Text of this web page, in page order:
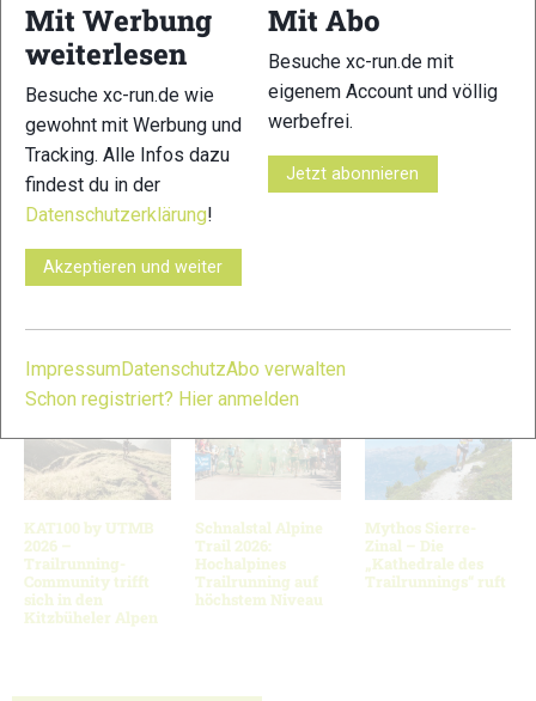
17 18
© Bilder 1 - 4, 6 - 7, 10 - 11, 14, 18, 20: Laufwerkstatt / Stefan
VERWANDTE ARTIKEL
KAT100 by UTMB
2026 –
Trailrunning-
Community trifft
sich in den
Kitzbüheler Alpen
Schnalstal Alpine
Trail 2026:
Hochalpines
Trailrunning auf
höchstem Niveau
Mythos Sierre-
Zinal – Die
„Kathedrale des
Trailrunnings“ ruft
Mit Werbung
weiterlesen
Besuche xc-run.de wie
gewohnt mit Werbung und
Tracking. Alle Infos dazu
findest du in der
Datenschutzerklärung!
Akzeptieren und weiter
Mit Abo
Besuche xc-run.de mit
eigenem Account und völlig
werbefrei.
Jetzt abonnieren
ImpressumDatenschutzAbo verwalten
Schon registriert? Hier anmelden